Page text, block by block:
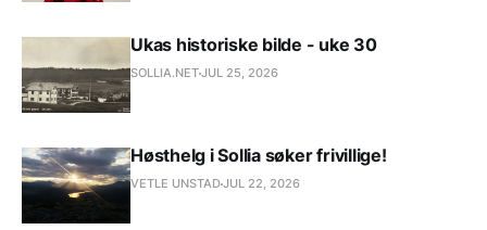
Ukas historiske bilde - uke 30
SOLLIA.NETJUL 25, 2026
Høsthelg i Sollia søker frivillige!
VETLE UNSTADJUL 22, 2026